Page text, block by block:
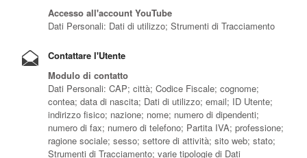
Accesso all'account YouTube
Dati Personali: Dati di utilizzo; Strumenti di Tracciamento
Contattare l'Utente
Modulo di contatto
Dati Personali: CAP; città; Codice Fiscale; cognome;
contea; data di nascita; Dati di utilizzo; email; ID Utente;
indirizzo fisico; nazione; nome; numero di dipendenti;
numero di fax; numero di telefono; Partita IVA; professione;
ragione sociale; sesso; settore di attività; sito web; stato;
Strumenti di Tracciamento; varie tipologie di Dati